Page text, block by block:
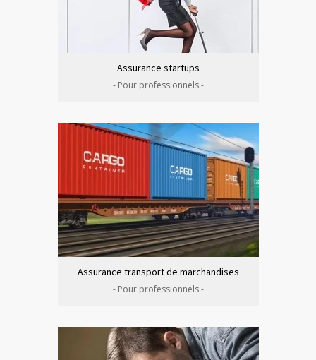
Assurance startups
- Pour professionnels -
Assurance transport de marchandises
- Pour professionnels -